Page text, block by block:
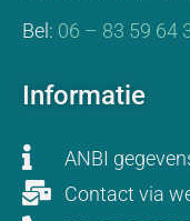
Bel: 06 – 83 59 64
Informatie
ANBI
Contact via